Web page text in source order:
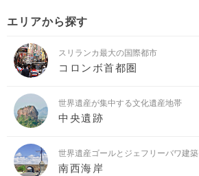
エリアから探す
スリランカ最大の国際都市
コロンボ首都圏
世界遺産が集中する文化遺産地帯
中央遺跡
世界遺産ゴールとジェフリーバワ建築
南西海岸